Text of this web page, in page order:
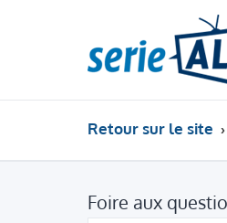
Retour sur le site
Foire aux